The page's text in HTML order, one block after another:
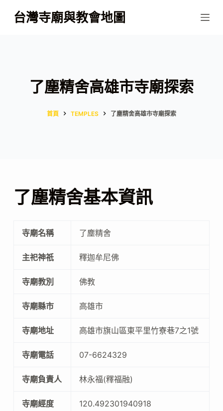
跳
至
台灣寺廟與教會地圖
了塵精舍高雄市寺廟探索
首頁 TEMPLES 了塵精舍高雄市寺廟探索
了塵精舍基本資訊
寺廟名稱 了塵精舍
主祀神祇 釋迦牟尼佛
寺廟教別 佛教
寺廟縣市 高雄市
寺廟地址 高雄市旗山區東平里竹寮巷7之1號
寺廟電話 07-6624329
寺廟負責人 林永福(釋福融)
寺廟經度 120.492301940918